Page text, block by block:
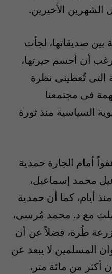
الشهرين الأخيرين.
صديقاتها، لجأت
أن أحسم حيرتها،
التى تُعطينى نظرة
فى مجتمعنا
السياسية منذ ثورة
أمام الجارة حمدية
محمد إسماعيل،
أيام، كما أن حمدية
مع د. محمد مُرسى،
طُرة، فضلاً عن أن
المسلمين لا يبعد عن
من مائة متر،